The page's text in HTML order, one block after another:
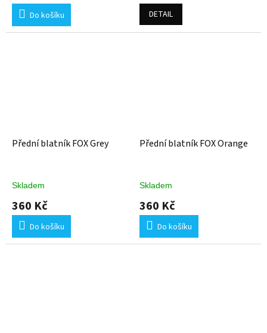
Do košíku DETAIL
Přední blatník FOX Grey
Skladem
360 Kč
Do košíku
Přední blatník FOX Orange
Skladem
360 Kč
Do košíku